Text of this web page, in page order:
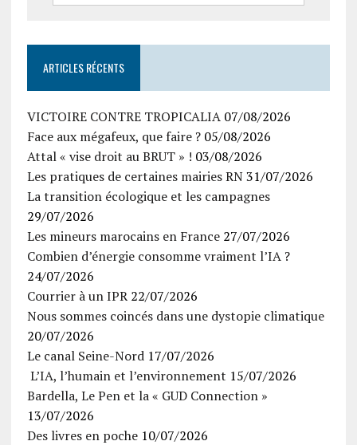
ARTICLES RÉCENTS
VICTOIRE CONTRE TROPICALIA 07/08/2026
Face aux mégafeux, que faire ? 05/08/2026
Attal « vise droit au BRUT » ! 03/08/2026
Les pratiques de certaines mairies RN 31/07/2026
La transition écologique et les campagnes
29/07/2026
Les mineurs marocains en France 27/07/2026
Combien d’énergie consomme vraiment l’IA ?
24/07/2026
Courrier à un IPR 22/07/2026
Nous sommes coincés dans une dystopie climatique
20/07/2026
Le canal Seine-Nord 17/07/2026
L’IA, l’humain et l’environnement 15/07/2026
Bardella, Le Pen et la « GUD Connection »
13/07/2026
Des livres en poche 10/07/2026